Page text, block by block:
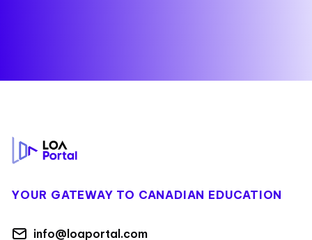
YOUR GATEWAY TO CANADIAN EDUCATION
info@loaportal.com